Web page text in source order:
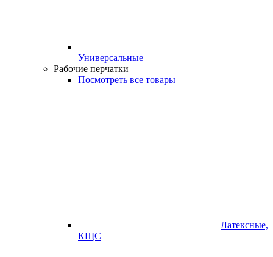
Универсальные
Рабочие перчатки
Посмотреть все товары
Латексные,
КЩС